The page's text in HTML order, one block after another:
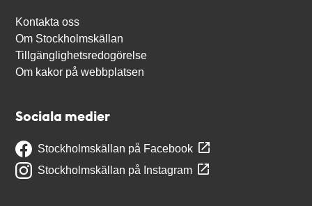
Kontakta oss
Om Stockholmskällan
Tillgänglighetsredogörelse
Om kakor på webbplatsen
Sociala medier
Stockholmskällan på Facebook
Stockholmskällan på Instagram